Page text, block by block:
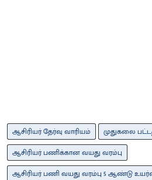
ஆசிரியர் தேர்வு வாரியம்
முதுகலை
ஆசிரியர் பணிக்கான வயது வரம்பு
ஆசிரியர் பணி வயது வரம்பு 5 ஆண்டு